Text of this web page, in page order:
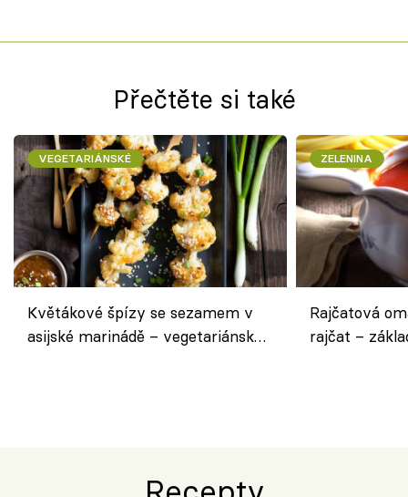
Přečtěte si také
VEGETARIÁNSKÉ
Květákové špízy se sezamem v
asijské marinádě – vegetariánská
ZELENINA
Rajčatová
rajčat –